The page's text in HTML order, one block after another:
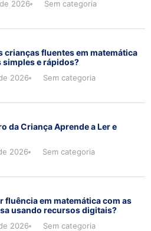
2026 Sem categoria
crianças fluentes em matemática
e rápidos?
2026 Sem categoria
da Criança Aprende a Ler e
2026 Sem categoria
fluência em matemática com as
usando recursos digitais?
2026 Sem categoria